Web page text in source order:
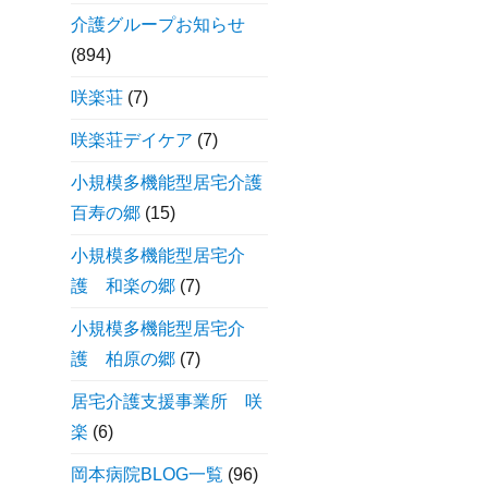
介護グループお知らせ
(894)
咲楽荘(7)
咲楽荘デイケア (7)
小規模多機能型居宅介護
百寿の郷(15)
小規模多機能型居宅介
護 和楽の郷(7)
小規模多機能型居宅介
護 柏原の郷(7)
居宅介護支援事業所 咲
楽 (6)
岡本病院BLOG一覧 (96)